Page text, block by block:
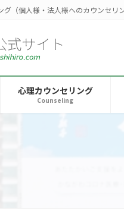
グ（個人様・法人様へのカウンセリ
心理カウンセリング
Counseling